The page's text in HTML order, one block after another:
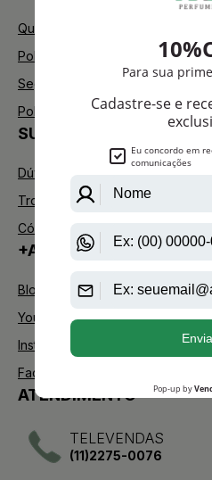
Quem Somos
Política de Privacidade
Segurança
Política de Troca
SUPORTE
Dúvidas Frequentes
Trocas e Devoluções
Código de defesa do consumidor
+AAZ PERFUMES
Blog
Youtube
Instagram
Facebook
ATENDIMENTO
TELEVENDAS
(11)2275-0076